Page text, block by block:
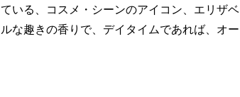
いる、コスメ・シーンのアイコン、エリザベ
な趣きの香りで、デイタイムであれば、オー